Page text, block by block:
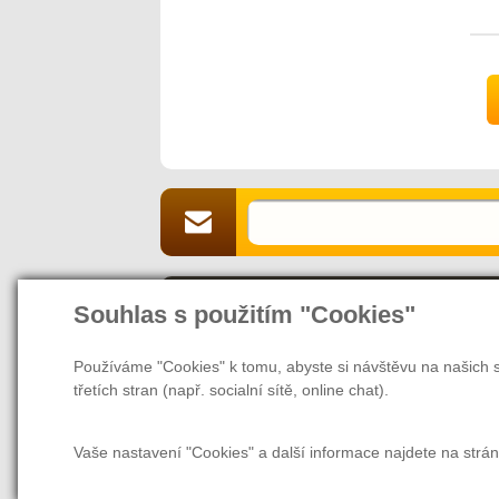
Souhlas s použitím "Cookies"
Používáme "Cookies" k tomu, abyste si návštěvu na
třetích stran (např. socialní sítě, online chat).
Vaše nastavení "Cookies" a další informace najdete na
O naší společnosti
Jsme Vaším partnerem a prodejcem v
webových stránek nás naleznete také
našem magazínu najdete rady a tipy,